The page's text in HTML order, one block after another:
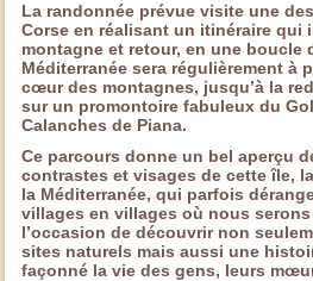
La randonnée prévue visite une
Corse en réalisant un itinéraire qui
montagne et retour, en une boucle
Méditerranée sera régulièrement à
cœur des montagnes, jusqu’à la
sur un promontoire fabuleux du
Calanches de Piana.
Ce parcours donne un bel aperçu
contrastes et visages de cette île,
la Méditerranée, qui parfois
villages en villages où nous
l’occasion de découvrir non
sites naturels mais aussi une
façonné la vie des gens, leurs